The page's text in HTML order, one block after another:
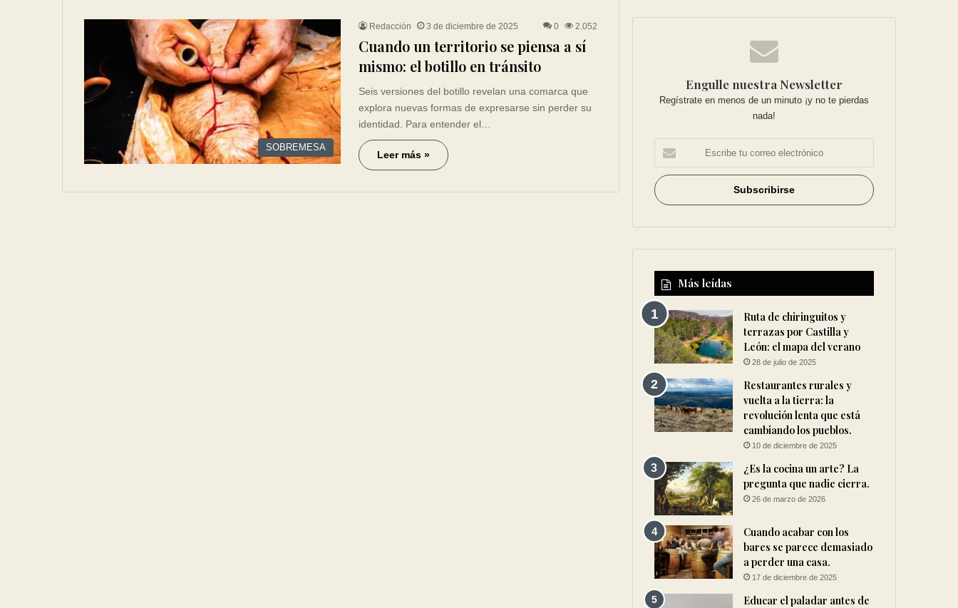
SOBREMESA
Redacción 3 de diciembre de 2025 0 2.052
Cuando un territorio se piensa a sí
mismo: el botillo en tránsito
Seis versiones del botillo revelan una comarca que
explora nuevas formas de expresarse sin perder su
identidad. Para entender el…
Leer más »
Engulle nuestra Newsletter
Regístrate en menos de un minuto ¡y no te pierdas
nada!
Más leídas
Ruta de chiringuitos y
terrazas por Castilla y
León: el mapa del verano
28 de julio de 2025
Restaurantes rurales y
vuelta a la tierra: la
revolución lenta que está
cambiando los pueblos.
10 de diciembre de 2025
¿Es la cocina un arte? La
pregunta que nadie cierra.
26 de marzo de 2026
Cuando acabar con los
bares se parece demasiado
a perder una casa.
17 de diciembre de 2025
Educar el paladar antes de